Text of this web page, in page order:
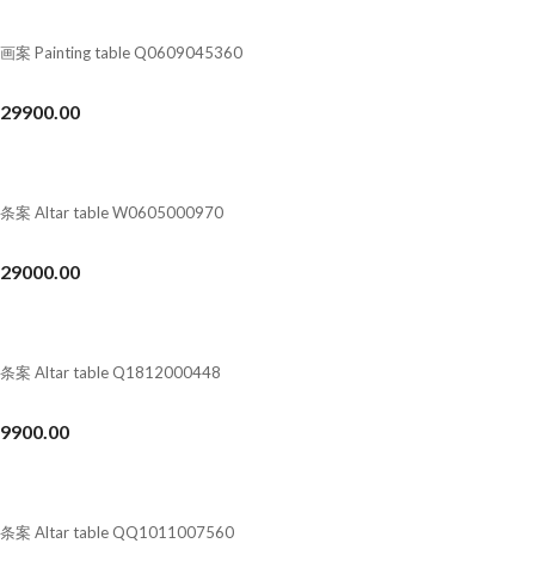
画案 Painting table Q0609045360
29900.00
条案 Altar table W0605000970
29000.00
条案 Altar table Q1812000448
9900.00
条案 Altar table QQ1011007560